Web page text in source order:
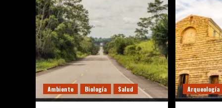
Tailandia:
el
insólito
producto
que
conquista
las
redes
un
nombre
el
en
real
y
la
Ambiente Biología Salud Arqueología